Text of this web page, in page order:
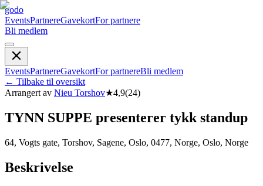
godo
EventsPartnereGavekortFor partnere
Bli medlem
EventsPartnereGavekortFor partnereBli medlem
← Tilbake til oversikt
Arrangert av Nieu Torshov★4,9(24)
TYNN SUPPE presenterer tykk standup
64, Vogts gate, Torshov, Sagene, Oslo, 0477, Norge, Oslo, Norge
Beskrivelse